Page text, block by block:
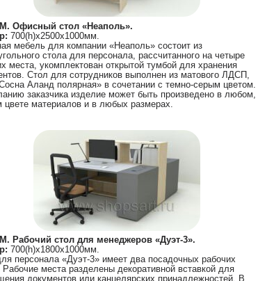
Офисный стол «Неаполь».
700(h)х2500х1000мм.
мебель для компании «Неаполь» состоит из
стола для персонала, рассчитанного на четыре
места, укомплектован открытой тумбой для хранения
Стол для сотрудников выполнен из матового ЛДСП,
Аланд полярная» в сочетании с темно-серым цветом.
заказчика изделие может быть произведено в любом,
цвете материалов и в любых размерах.
Рабочий стол для менеджеров «Дуэт-3».
700(h)х1800х1000мм.
персонала «Дуэт-3» имеет два посадочных рабочих
Рабочие места разделены декоративной вставкой для
документов или канцелярских принадлежностей. В